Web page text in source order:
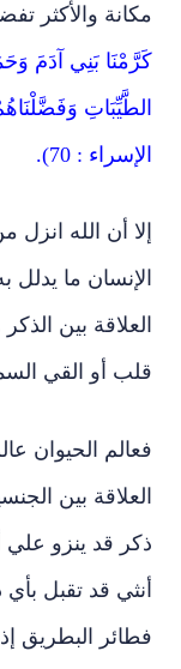
مكانة والأكثر
كَرَّمْنَا بَنِي آدَمَ
الطَّيِّبَاتِ
الإسراء : 70
)
.
إلا أن الله
الإنسان ما
العلاقة بين
قلب أو القي
فعالم الحيوان
العلاقة بين
ذكر قد ينزو
أنثي قد تقبل
فطائر البطريق